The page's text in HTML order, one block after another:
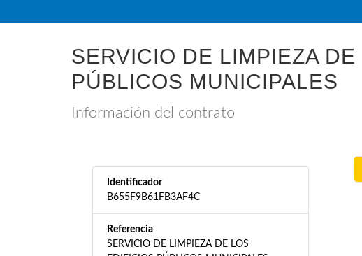
SERVICIO DE LIMPIEZA
PÚBLICOS MUNICIPALES
Información del contrato
Identificador
B655F9B61FB3AF4C
Referencia
SERVICIO DE LIMPIEZA DE LOS